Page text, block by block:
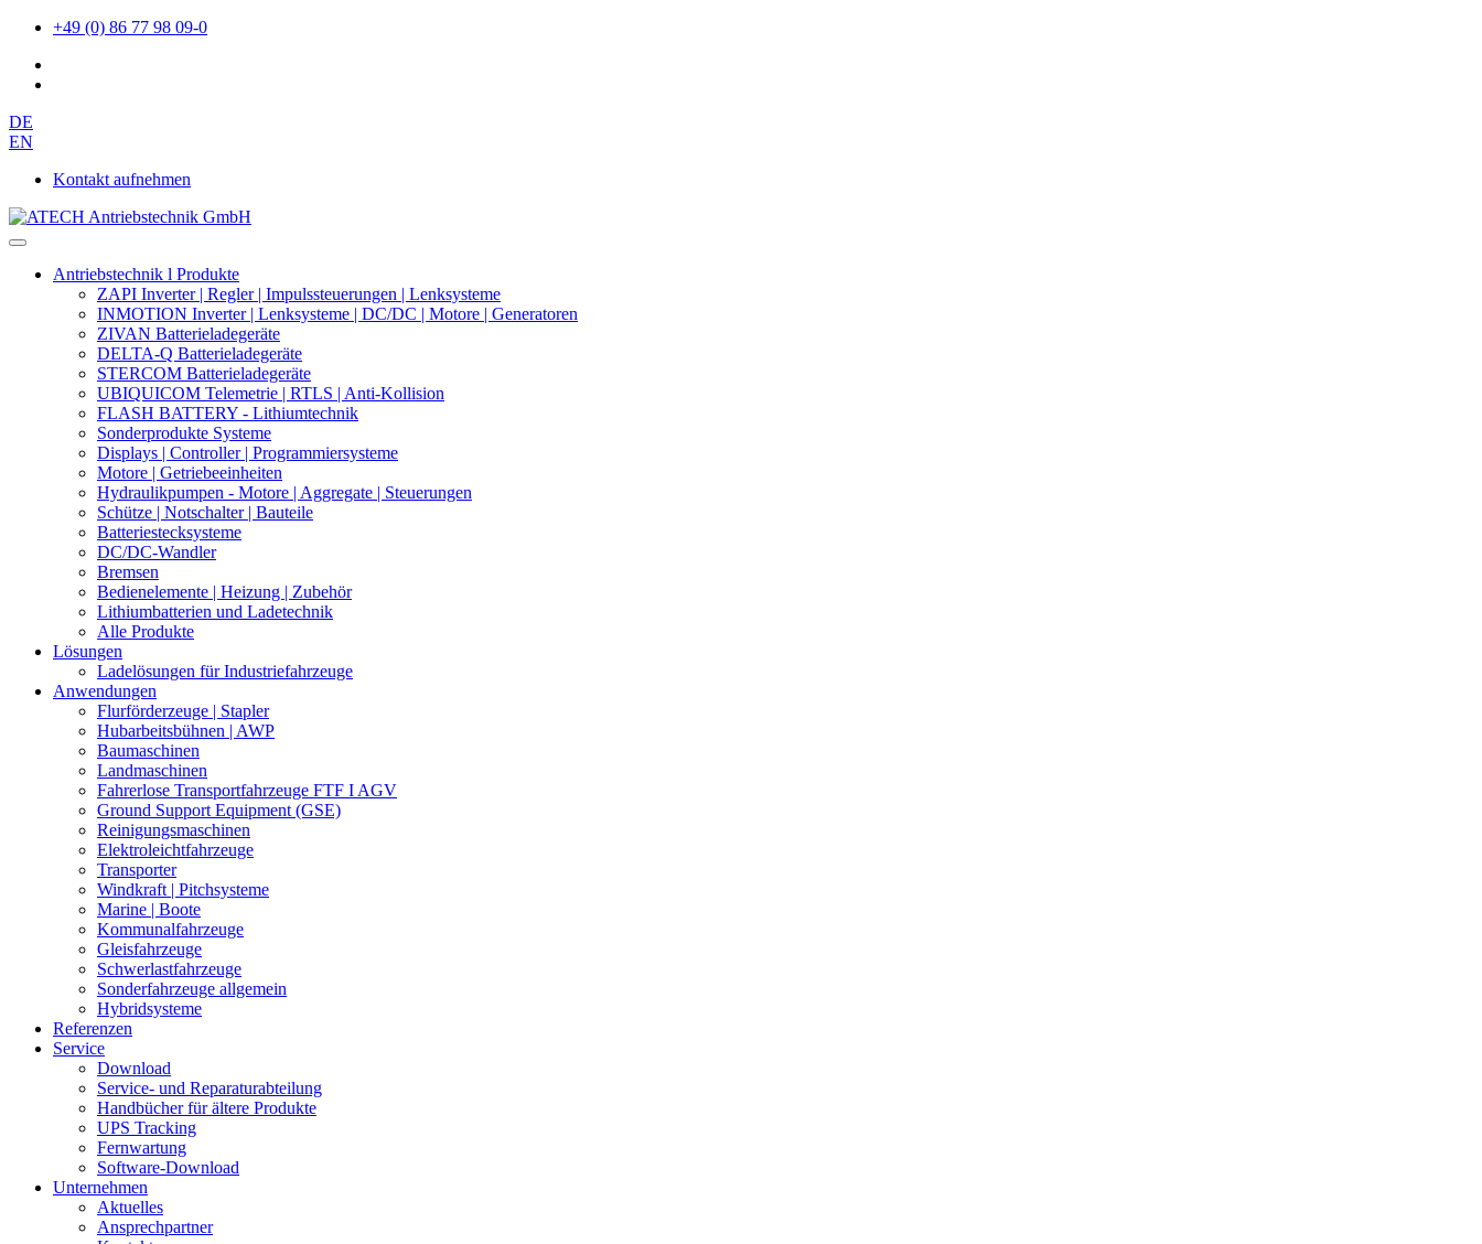
+49 (0) 86 77 98 09-0
DE
EN
Kontakt aufnehmen
Antriebstechnik l Produkte
ZAPI Inverter | Regler | Impulssteuerungen | Lenksysteme
INMOTION Inverter | Lenksysteme | DC/DC | Motore | Generatoren
ZIVAN Batterieladegeräte
DELTA-Q Batterieladegeräte
STERCOM Batterieladegeräte
UBIQUICOM Telemetrie | RTLS | Anti-Kollision
FLASH BATTERY - Lithiumtechnik
Sonderprodukte Systeme
Displays | Controller | Programmiersysteme
Motore | Getriebeeinheiten
Hydraulikpumpen - Motore | Aggregate | Steuerungen
Schütze | Notschalter | Bauteile
Batteriestecksysteme
DC/DC-Wandler
Bremsen
Bedienelemente | Heizung | Zubehör
Lithiumbatterien und Ladetechnik
Alle Produkte
Lösungen
Ladelösungen für Industriefahrzeuge
Anwendungen
Flurförderzeuge | Stapler
Hubarbeitsbühnen | AWP
Baumaschinen
Landmaschinen
Fahrerlose Transportfahrzeuge FTF I AGV
Ground Support Equipment (GSE)
Reinigungsmaschinen
Elektroleichtfahrzeuge
Transporter
Windkraft | Pitchsysteme
Marine | Boote
Kommunalfahrzeuge
Gleisfahrzeuge
Schwerlastfahrzeuge
Sonderfahrzeuge allgemein
Hybridsysteme
Referenzen
Service
Download
Service- und Reparaturabteilung
Handbücher für ältere Produkte
UPS Tracking
Fernwartung
Software-Download
Unternehmen
Aktuelles
Ansprechpartner